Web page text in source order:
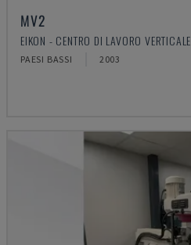
MV2
EIKON - CENTRO DI LAVORO VERTICALE
PAESI BASSI 2003